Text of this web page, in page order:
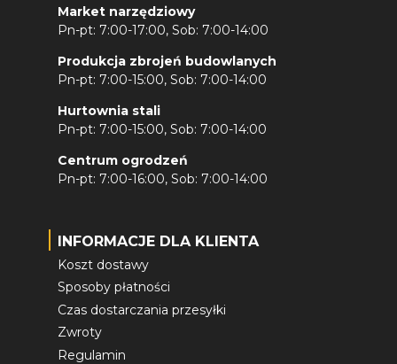
Market narzędziowy
Pn-pt: 7:00-17:00, Sob: 7:00-14:00
Produkcja zbrojeń budowlanych
Pn-pt: 7:00-15:00, Sob: 7:00-14:00
Hurtownia stali
Pn-pt: 7:00-15:00, Sob: 7:00-14:00
Centrum ogrodzeń
Pn-pt: 7:00-16:00, Sob: 7:00-14:00
INFORMACJE DLA KLIENTA
Koszt dostawy
Sposoby płatności
Czas dostarczania przesyłki
Zwroty
Regulamin